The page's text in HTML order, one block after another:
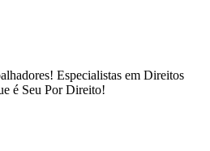
Especialistas em Direitos
é Seu Por Direito!